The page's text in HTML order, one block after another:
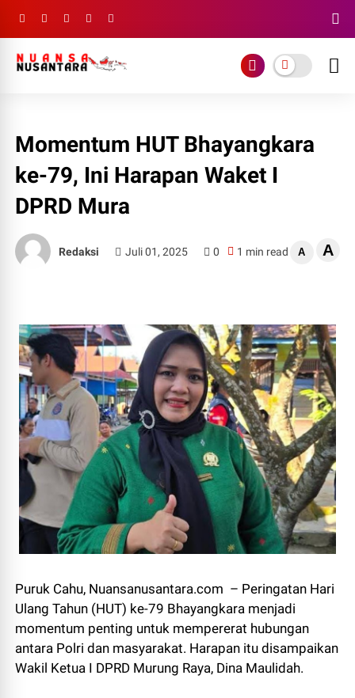
Momentum HUT Bhayangkara
ke-79, Ini Harapan Waket I
DPRD Mura
Redaksi Juli 01, 2025 0 1 min read A A
Puruk Cahu, Nuansanusantara.com – Peringatan Hari
Ulang Tahun (HUT) ke-79 Bhayangkara menjadi
momentum penting untuk mempererat hubungan
antara Polri dan masyarakat. Harapan itu disampaikan
Wakil Ketua I DPRD Murung Raya, Dina Maulidah.